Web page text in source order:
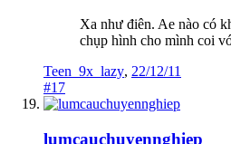
Xa như điên. Ae nào có
chụp hình cho mình coi
Teen_9x_lazy, 22/12/11
#17
lumcauchuyennghiep